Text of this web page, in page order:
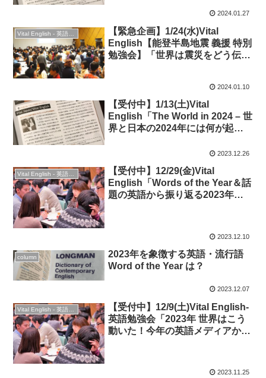
2024.01.27
Vital English - 英語勉強会
【緊急企画】1/24(水)Vital
English【能登半島地震 義援 特別
勉強会】「世界は震災をどう伝え
2024.01.10
【受付中】1/13(土)Vital
English「The World in 2024 – 世
界と日本の2024年には何が起き
2023.12.26
Vital English - 英語勉強会
【受付中】12/29(金)Vital
English「Words of the Year＆話
題の英語から振り返る2023年」
2023.12.10
column
2023年を象徴する英語・流行語
Word of the Year は？
2023.12.07
Vital English - 英語勉強会
【受付中】12/9(土)Vital English-
英語勉強会「2023年 世界はこう
動いた！今年の英語メディアから
2023.11.25